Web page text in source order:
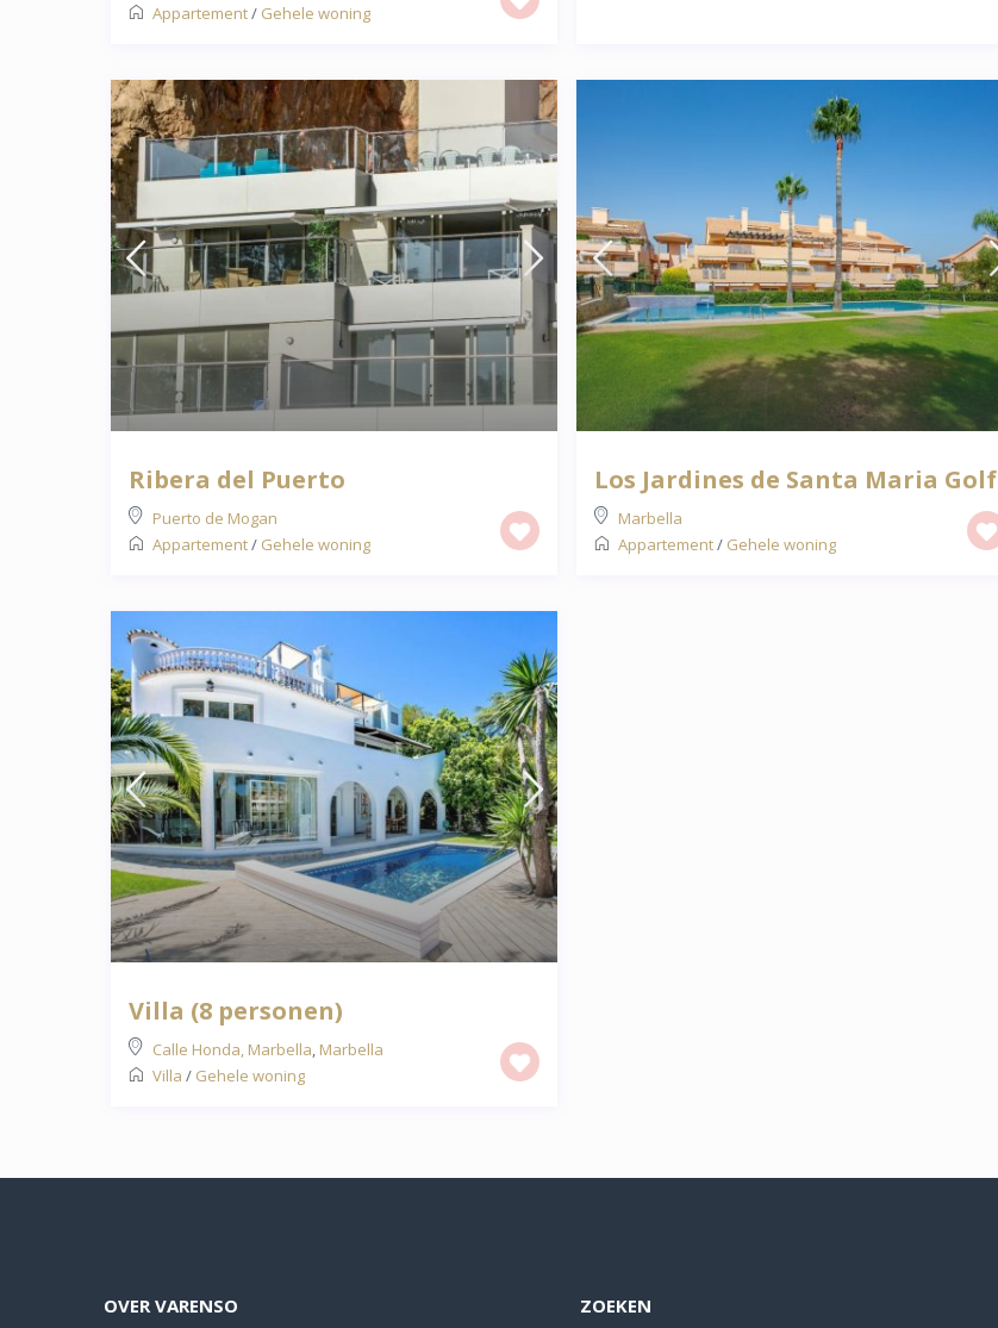
Appartement/ Gehele woning
Ribera del Puerto
Puerto de Mogan
Appartement/ Gehele woning
Los Jardines de Santa Maria Golf
Marbella
Appartement/ Gehele woning
Villa (8 personen)
Calle Honda, Marbella, Marbella
Villa / Gehele woning
OVER VARENSO ZOEKEN